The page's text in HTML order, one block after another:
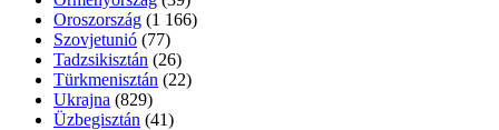
Oroszország (1 166)
Szovjetunió (77)
Tadzsikisztán (26)
Türkmenisztán (22)
Ukrajna (829)
Üzbegisztán (41)